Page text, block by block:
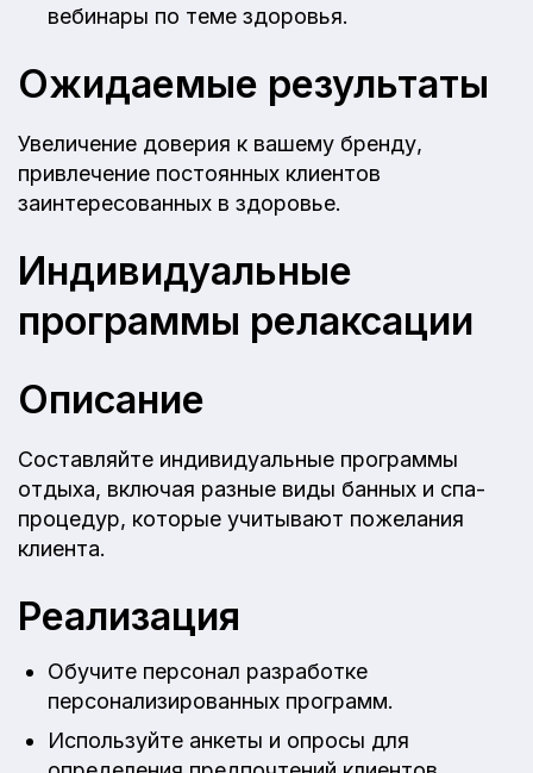
вебинары по теме здоровья.
Ожидаемые результаты
Увеличение доверия к вашему бренду,
привлечение постоянных клиентов
заинтересованных в здоровье.
Индивидуальные
программы релаксации
Описание
Составляйте индивидуальные программы
отдыха, включая разные виды банных и спа-
процедур, которые учитывают пожелания
клиента.
Реализация
Обучите персонал разработке
персонализированных программ.
Используйте анкеты и опросы для